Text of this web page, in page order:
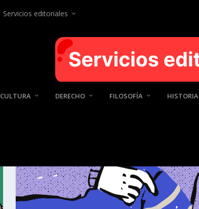
Servicios editoriales
CULTURA DERECHO FILOSOFÍA HISTORIA